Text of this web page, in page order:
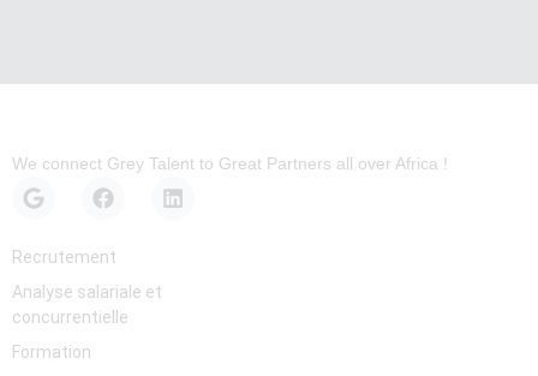
We connect Grey Talent to Great Partners all over Africa !
Recrutement
Analyse salariale et
concurrentielle
Formation